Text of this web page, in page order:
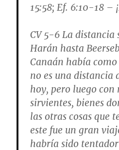
15:58; Ef. 6:10-18 –
CV 5-6 La distancia
Harán hasta
Canaán había
no es una distancia
hoy, pero luego con
sirvientes, bienes
las otras cosas que
este fue un gran
habría sido